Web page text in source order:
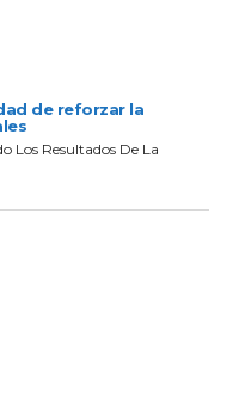
de reforzar la
Los Resultados De La